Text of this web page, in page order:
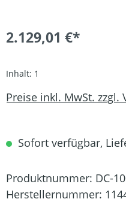
2.129,01 €*
Inhalt: 1
Preise inkl. MwSt. zzgl.
Sofort verfügbar,
Produktnummer: DC-
Herstellernummer: